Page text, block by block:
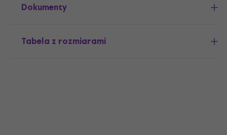
Dokumenty
Tabela z rozmiarami